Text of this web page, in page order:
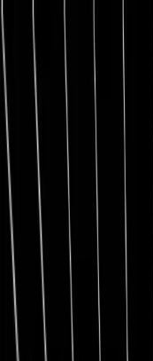
1:1 BETREUUNG
Werde Top 1 % Investor
Persönliche 1:1
Strategie & exklusive
26,8%
Ø Rendite / Jahr
3.129
Millionäre
100K+
Investoren
★★★★★ 4.9/5 98,7%
Kostenfreies